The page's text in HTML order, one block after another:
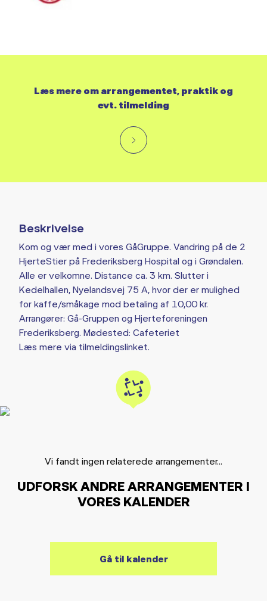
Beskrivelse
Kom og vær med i vores GåGruppe. Vandring på de 2
HjerteStier på Frederiksberg Hospital og i Grøndalen.
Alle er velkomne. Distance ca. 3 km. Slutter i
Kedelhallen, Nyelandsvej 75 A, hvor der er mulighed
for kaffe/småkage mod betaling af 10,00 kr.
Arrangører: Gå-Gruppen og Hjerteforeningen
Frederiksberg. Mødested: Cafeteriet
Læs mere via tilmeldingslinket.
Læs mere om arrangementet, praktik og
evt. tilmelding
Vi fandt ingen relaterede arrangementer...
UDFORSK ANDRE ARRANGEMENTER I
VORES KALENDER
Gå til kalender